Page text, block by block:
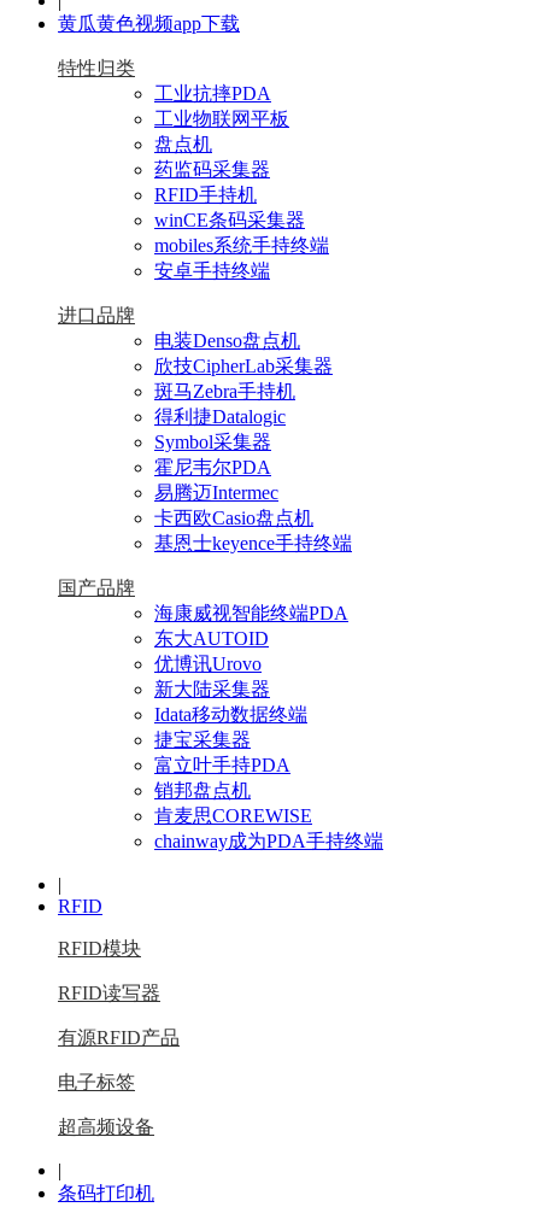
黄瓜黄色视频app下载
特性归类
工业抗摔PDA
工业物联网平板
盘点机
药监码采集器
RFID手持机
winCE条码采集器
mobiles系统手持终端
安卓手持终端
进口品牌
电装Denso盘点机
欣技CipherLab采集器
斑马Zebra手持机
得利捷Datalogic
Symbol采集器
霍尼韦尔PDA
易腾迈Intermec
卡西欧Casio盘点机
基恩士keyence手持终端
国产品牌
海康威视智能终端PDA
东大AUTOID
优博讯Urovo
新大陆采集器
Idata移动数据终端
捷宝采集器
富立叶手持PDA
销邦盘点机
肯麦思COREWISE
chainway成为PDA手持终端
|
RFID
RFID模块
RFID读写器
有源RFID产品
电子标签
超高频设备
|
条码打印机